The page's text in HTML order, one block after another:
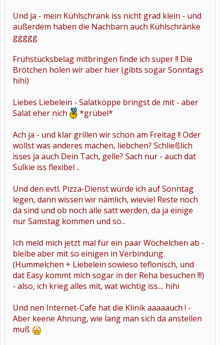
Und ja - mein Kühlschrank iss nicht grad klein - und
außerdem haben die Nachbarn auch Kühlschränke
ggggg
Frühstücksbelag mitbringen finde ich super !! Die
Brötchen holen wir aber hier (gibts sogar Sonntags
hihi)
Liebes Liebelein - Salatköppe bringst de mit - aber
Salat eher nich
*grübel*
Ach ja - und klar grillen wir schon am Freitag !! Oder
wollst was anderes machen, liebchen? Schließlich
isses ja auch Dein Tach, gelle? Sach nur - auch dat
Sulkie iss flexibel ..
Und den evtl. Pizza-Dienst würde ich auf Sonntag
legen, dann wissen wir nämlich, wieviel Reste noch
da sind und ob noch alle satt werden, da ja einige
nur Samstag kommen und so...
Ich meld mich jetzt mal für ein paar Wöchelchen ab -
bleibe aber mit so einigen in Verbindung
(Hummelchen + Liebelein sowieso teflonisch, und
dat Easy kommt mich sogar in der Reha besuchen !!!)
- also, ich krieg alles mit, wat wichtig iss.... hihi
Und nen Internet-Cafe hat die Klinik aaaaauch ! -
Aber keene Ahnung, wie lang man sich da anstellen
muß